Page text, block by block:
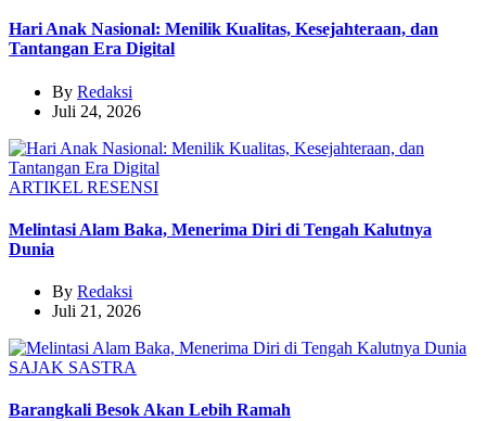
Hari Anak Nasional: Menilik Kualitas, Kesejahteraan, dan
Tantangan Era Digital
By Redaksi
Juli 24, 2026
ARTIKEL RESENSI
Melintasi Alam Baka, Menerima Diri di Tengah Kalutnya
Dunia
By Redaksi
Juli 21, 2026
SAJAK SASTRA
Barangkali Besok Akan Lebih Ramah